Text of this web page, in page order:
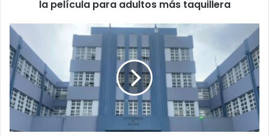
adultos
más
taquillera
la película para adultos más taquillera
OIJ
allana
Área
Rectora
de
Salud
por
supuesta
venta